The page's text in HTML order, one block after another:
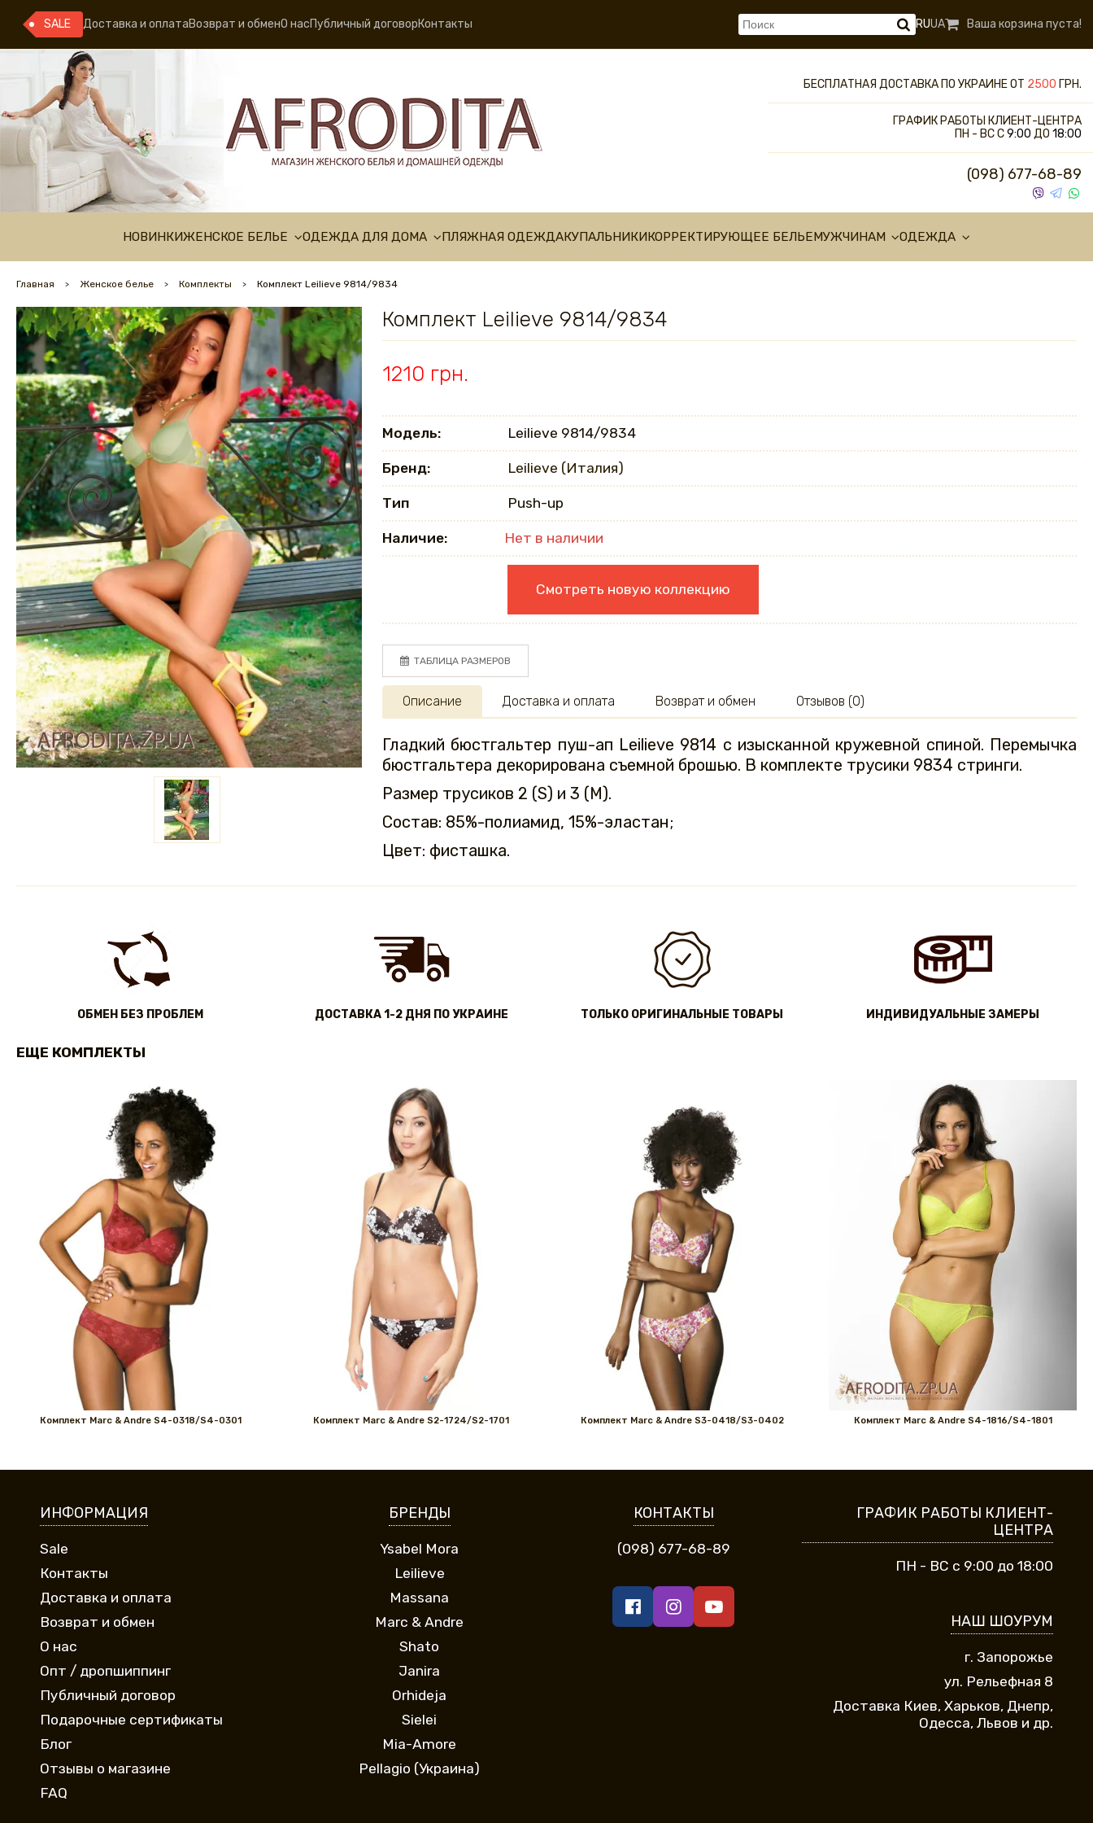
SALE Доставка и оплатаВозврат и обменО насПубличный договорКонтакты RUUA Ваша корзина пуста!
БЕСПЛАТНАЯ ДОСТАВКА ПО УКРАИНЕ ОТ 2500 ГРН.
ГРАФИК РАБОТЫ КЛИЕНТ-ЦЕНТРА
ПН - ВС С9:00 ДО 18:00
(098) 677-68-89
НОВИНКИЖЕНСКОЕ БЕЛЬЕ ОДЕЖДА ДЛЯ ДОМА ПЛЯЖНАЯ ОДЕЖДАКУПАЛЬНИКИКОРРЕКТИРУЮЩЕЕ БЕЛЬЕМУЖЧИНАМ ОДЕЖДА
Главная Женское белье Комплекты Комплект Leilieve 9814/9834
Комплект Leilieve 9814/9834
1210 грн.
Модель: Leilieve 9814/9834
Бренд: Leilieve (Италия)
Тип Push-up
Наличие: Нет в наличии
Смотреть новую коллекцию
ТАБЛИЦА РАЗМЕРОВ
Описание
Гладкий бюстгальтер пуш-ап Leilieve 9814 с изысканной кружевной спиной. Перемычка
бюстгальтера декорирована съемной брошью. В комплекте трусики 9834 стринги.
Размер трусиков 2 (S) и 3 (M).
Состав: 85%-полиамид, 15%-эластан;
Цвет: фисташка.
Доставка и оплата Возврат и обмен Отзывов (0)
ОБМЕН БЕЗ ПРОБЛЕМ ДОСТАВКА 1-2 ДНЯ ПО УКРАИНЕ ТОЛЬКО ОРИГИНАЛЬНЫЕ ТОВАРЫ ИНДИВИДУАЛЬНЫЕ ЗАМЕРЫ
ЕЩЕ КОМПЛЕКТЫ
Комплект Marс & Andre S4-0318/S4-0301 Комплект Marс & Andre S2-1724/S2-1701 Комплект Marс & Andre S3-0418/S3-0402 Комплект Marс & Andre S4-1816/S4-1801
ИНФОРМАЦИЯ
Sale
Контакты
Доставка и оплата
Возврат и обмен
О нас
Опт / дропшиппинг
Публичный договор
Подарочные сертификаты
Блог
Отзывы о магазине
FAQ
БРЕНДЫ
Ysabel Mora
Leilieve
Massana
Marc & Andre
Shato
Janira
Orhideja
Sielei
Mia-Amore
Pellagio (Украина)
КОНТАКТЫ
(098) 677-68-89
ГРАФИК РАБОТЫ КЛИЕНТ-
ЦЕНТРА
ПН - ВС с 9:00 до 18:00
НАШ ШОУРУМ
г. Запорожье
ул. Рельефная 8
Доставка Киев, Харьков, Днепр,
Одесса, Львов и др.